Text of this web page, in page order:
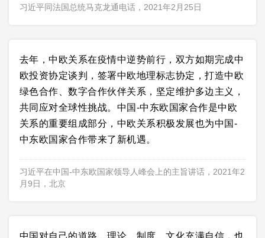
习近平同法国总统马克龙通电话，2021年2月25日
去年，中欧关系在疫情中逆势前行，双方如期完成中
欧投资协定谈判，签署中欧地理标志协定，打造中欧
绿色合作、数字合作伙伴关系，坚定维护多边主义，
共同应对全球性挑战。中国-中东欧国家合作是中欧
关系的重要组成部分，中欧关系积极发展也为中国-
中东欧国家合作带来了新机遇。
习近平在中国-中东欧国家领导人峰会上的主旨讲话，2021年2
月9日，北京
中国对自己的道路、理论、制度、文化充满自信，也